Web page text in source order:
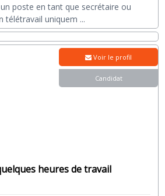
poste en tant que secrétaire ou
télétravail uniquem ...
heures de travail
Voir le profil
Candidat